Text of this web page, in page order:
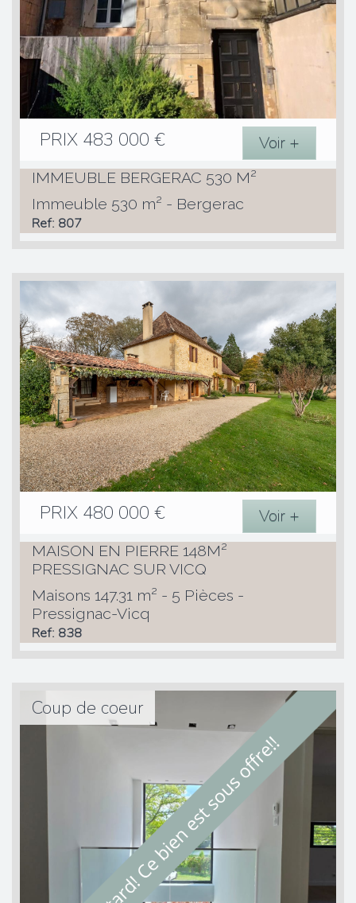
PRIX 483 000 € Voir +
IMMEUBLE BERGERAC 530 M²
Immeuble 530 m² - Bergerac
Ref: 807
PRIX 480 000 € Voir +
MAISON EN PIERRE 148M²
PRESSIGNAC SUR VICQ
Maisons 147.31 m² - 5 Pièces -
Pressignac-Vicq
Ref: 838
Coup de coeur